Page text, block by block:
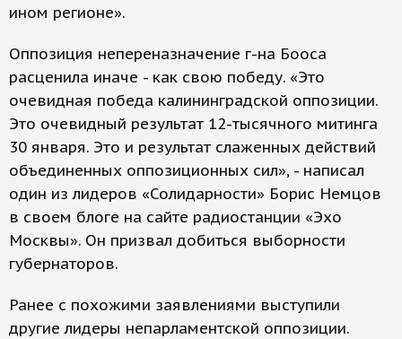
ином регионе».
Оппозиция непереназначение г-на Бооса
расценила иначе - как свою победу. «Это
очевидная победа калининградской оппозиции.
Это очевидный результат 12-тысячного митинга
30 января. Это и результат слаженных действий
объединенных оппозиционных сил», - написал
один из лидеров «Солидарности» Борис Немцов
в своем блоге на сайте радиостанции «Эхо
Москвы». Он призвал добиться выборности
губернаторов.
Ранее с похожими заявлениями выступили
другие лидеры непарламентской оппозиции.